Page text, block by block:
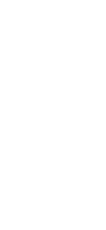
Вячеслав